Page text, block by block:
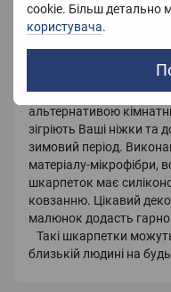
cookie. Більш детально
користувача.
Опис
Універсальні та зручні
альтернативою
зігріють Ваші ніжки та
зимовий період.
матеріалу-мікрофібри,
шкарпеток має
ковзанню. Цікавий
малюнок додасть
Такі шкарпетки
близькій людині на